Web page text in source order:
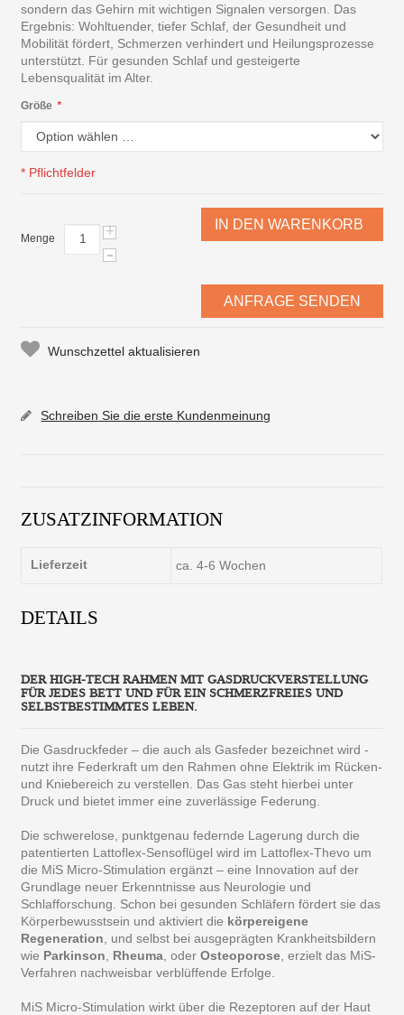
sondern das Gehirn mit wichtigen Signalen versorgen. Das
Ergebnis: Wohltuender, tiefer Schlaf, der Gesundheit und
Mobilität fördert, Schmerzen verhindert und Heilungsprozesse
unterstützt. Für gesunden Schlaf und gesteigerte
Lebensqualität im Alter.
*
Größe
* Pflichtfelder
Menge +
-
IN DEN WARENKORB
ANFRAGE SENDEN
Wunschzettel aktualisieren
Schreiben Sie die erste Kundenmeinung
ZUSATZINFORMATION
Lieferzeit ca. 4-6 Wochen
DETAILS
DER HIGH-TECH RAHMEN MIT GASDRUCKVERSTELLUNG
FÜR JEDES BETT UND FÜR EIN SCHMERZFREIES UND
SELBSTBESTIMMTES LEBEN.
Die Gasdruckfeder – die auch als Gasfeder bezeichnet wird -
nutzt ihre Federkraft um den Rahmen ohne Elektrik im Rücken-
und Kniebereich zu verstellen. Das Gas steht hierbei unter
Druck und bietet immer eine zuverlässige Federung.
Die schwerelose, punktgenau federnde Lagerung durch die
patentierten Lattoflex-Sensoflügel wird im Lattoflex-Thevo um
die MiS Micro-Stimulation ergänzt – eine Innovation auf der
Grundlage neuer Erkenntnisse aus Neurologie und
Schlafforschung. Schon bei gesunden Schläfern fördert sie das
Körperbewusstsein und aktiviert die körpereigene
Regeneration , und selbst bei ausgeprägten Krankheitsbildern
wie Parkinson Rheuma , oderOsteoporose , erzielt das MiS-
Verfahren nachweisbar verblüffende Erfolge.
MiS Micro-Stimulation wirkt über die Rezeptoren auf der Haut